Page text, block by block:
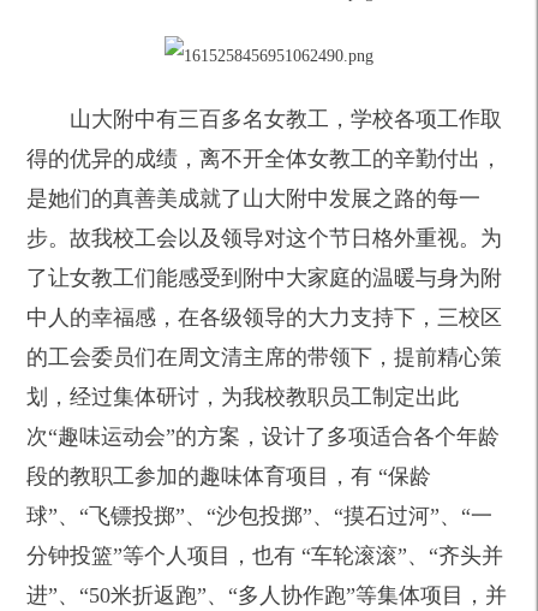
山大附中有三百多名女教工，学校各项工作取
得的优异的成绩，离不开全体女教工的辛勤付出，
是她们的真善美成就了山大附中发展之路的每一
步。故我校工会以及领导对这个节日格外重视。为
了让女教工们能感受到附中大家庭的温暖与身为附
中人的幸福感，在各级领导的大力支持下，三校区
的工会委员们在周文清主席的带领下，提前精心策
划，经过集体研讨，为我校教职员工制定出此
次“趣味运动会”的方案，设计了多项适合各个年龄
段的教职工参加的趣味体育项目，有 “保龄
球”、“飞镖投掷”、“沙包投掷”、“摸石过河”、“一
分钟投篮”等个人项目，也有 “车轮滚滚”、“齐头并
进”、“50米折返跑”、“多人协作跑”等集体项目，并